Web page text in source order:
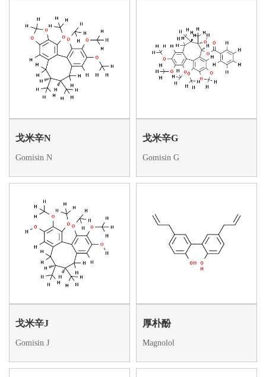
戈米辛N
Gomisin N
戈米辛G
Gomisin G
戈米辛J
Gomisin J
厚朴酚
Magnolol